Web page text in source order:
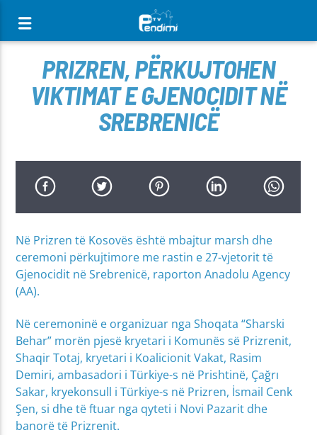
PRIZREN, PËRKUJTOHEN
VIKTIMAT E GJENOCIDIT NË
SREBRENICË
Në Prizren të Kosovës është mbajtur marsh dhe
ceremoni përkujtimore me rastin e 27-vjetorit të
Gjenocidit në Srebrenicë, raporton Anadolu Agency
(AA).
Në ceremoninë e organizuar nga Shoqata “Sharski
Behar” morën pjesë kryetari i Komunës së Prizrenit,
Shaqir Totaj, kryetari i Koalicionit Vakat, Rasim
Demiri, ambasadori i Türkiye-s në Prishtinë, Çağrı
Sakar, kryekonsull i Türkiye-s në Prizren, İsmail Cenk
Şen, si dhe të ftuar nga qyteti i Novi Pazarit dhe
banorë të Prizrenit.